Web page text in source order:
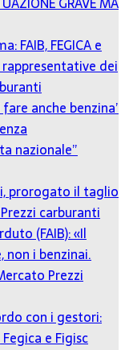
FAIB, FEGICA e
rappresentative dei
fare anche benzina’
nazionale”
prorogato il taglio
carburanti
(FAIB): «Il
i benzinai.
Prezzi
con i gestori:
e Figisc